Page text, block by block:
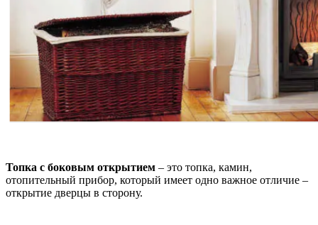
Топка с боковым открытием – это топка, камин,
отопительный прибор, который имеет одно важное отличие –
открытие дверцы в сторону.